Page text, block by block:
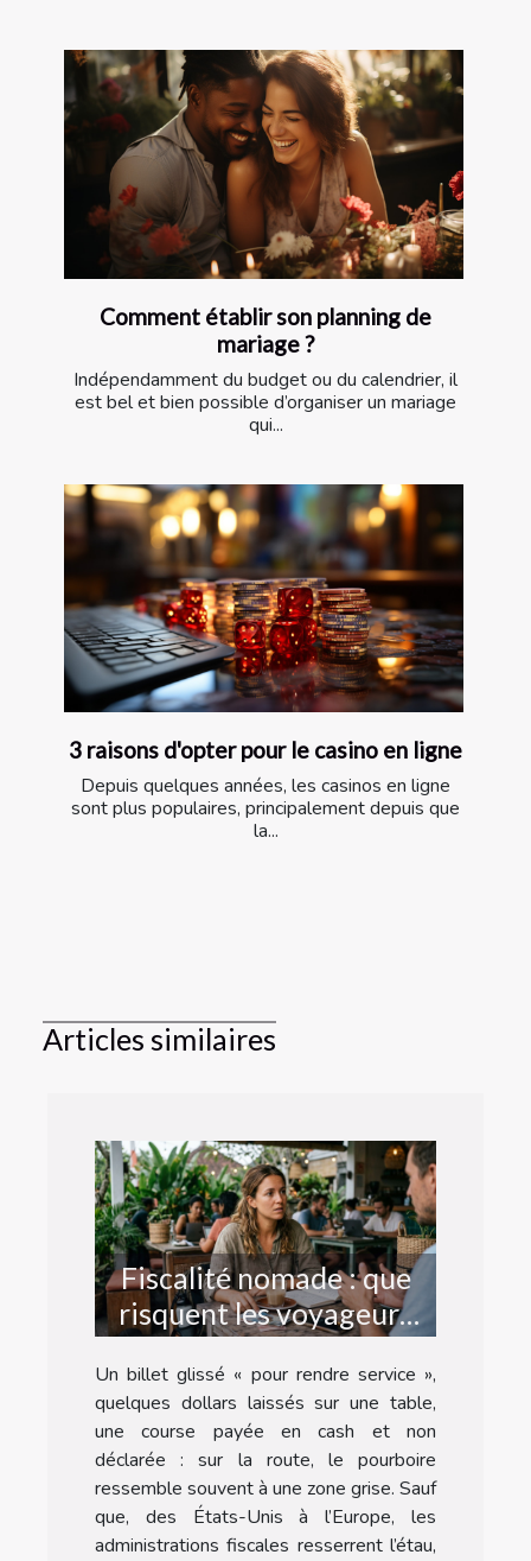
Comment établir son planning de
mariage ?
Indépendamment du budget ou du calendrier, il
est bel et bien possible d’organiser un mariage
qui...
3 raisons d'opter pour le casino en ligne
Depuis quelques années, les casinos en ligne
sont plus populaires, principalement depuis que
la...
Articles similaires
Fiscalité nomade : que
risquent les voyageurs
adeptes du pourboire
non déclaré ?
Un billet glissé « pour rendre service »,
quelques dollars laissés sur une table,
une course payée en cash et non
déclarée : sur la route, le pourboire
ressemble souvent à une zone grise. Sauf
que, des États-Unis à l’Europe, les
administrations fiscales resserrent l’étau,